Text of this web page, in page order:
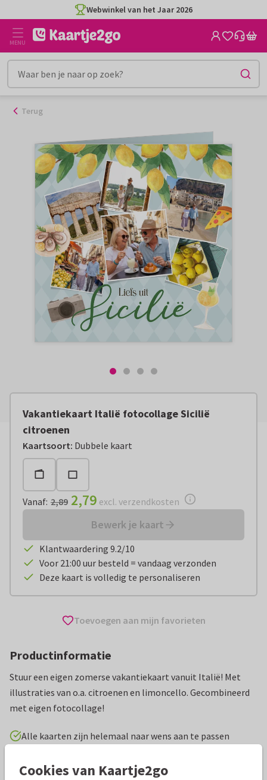
naar
inhoud
Webwinkel van het Jaar 2026
MENU
Terug
Vakantiekaart Italië fotocollage Sicilië
citroenen
Kaartsoort: Dubbele kaart
Vanaf:€ 2,79 excl. verzendkosten
Vanaf: 2,89 2,79 excl. verzendkosten
Bewerk je kaart
Klantwaardering 9.2/10
Voor 21:00 uur besteld = vandaag verzonden
Deze kaart is volledig te personaliseren
Toevoegen aan mijn favorieten
Productinformatie
Stuur een eigen zomerse vakantiekaart vanuit Italië! Met
illustraties van o.a. citroenen en limoncello. Gecombineerd
met eigen fotocollage!
Alle kaarten zijn helemaal naar wens aan te passen
Vakantiekaarten Paperhugs - by Lidy
Cookies van Kaartje2go